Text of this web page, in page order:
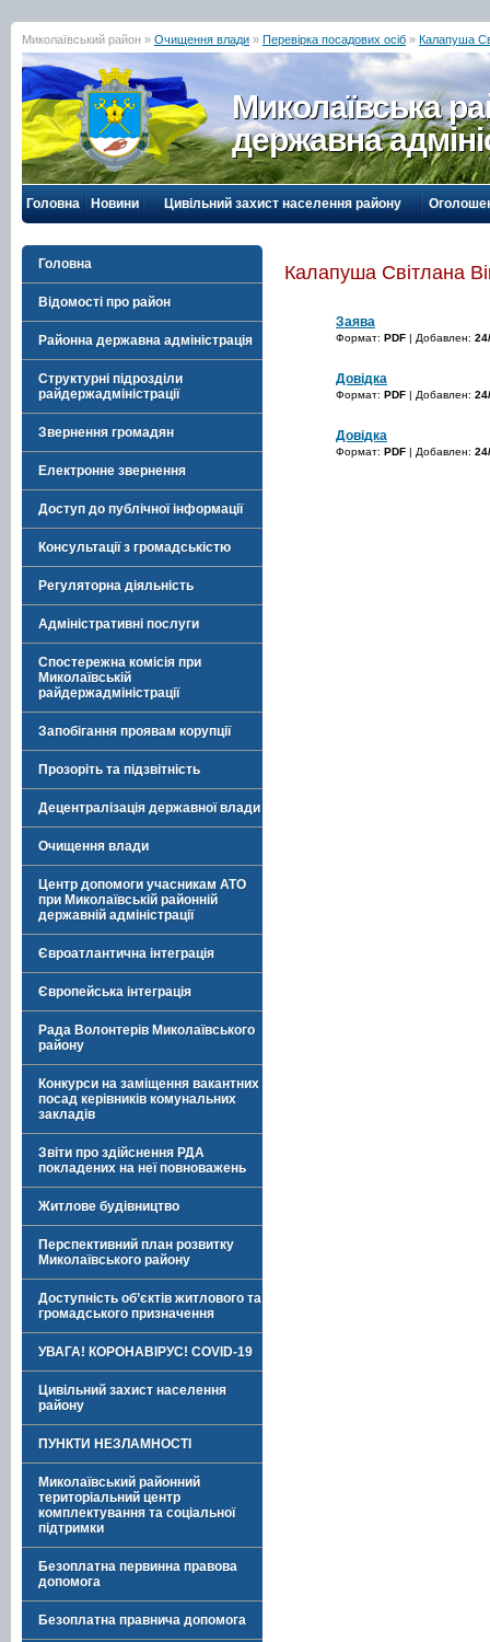
Миколаївський район » Очищення влади » Перевірка посадових осіб » Калапуша
Миколаївська
державна
Головна Новини Цивільний захист населення району
Головна
Відомості про район
Районна державна адміністрація
Структурні підрозділи
райдержадміністрації
Звернення громадян
Електронне звернення
Доступ до публічної інформації
Консультації з громадськістю
Регуляторна діяльність
Адміністративні послуги
Спостережна комісія при
Миколаївській
райдержадміністрації
Запобігання проявам корупції
Прозоріть та підзвітність
Децентралізація державної влади
Очищення влади
Центр допомоги учасникам АТО
при Миколаївській районній
державній адміністрації
Євроатлантична інтеграція
Європейська інтеграція
Рада Волонтерів Миколаївського
району
Конкурси на заміщення вакантних
посад керівників комунальних
закладів
Звіти про здійснення РДА
покладених на неї повноважень
Житлове будівництво
Перспективний план розвитку
Миколаївського району
Доступність об’єктів житлового та
громадського призначення
УВАГА! КОРОНАВІРУС! COVID-19
Цивільний захист населення
району
ПУНКТИ НЕЗЛАМНОСТІ
Миколаївський районний
територіальний центр
комплектування та соціальної
підтримки
Безоплатна первинна правова
допомога
Безоплатна правнича допомога
Калапуша Світлана
Заява
Формат: PDF | Добавлен:
Довідка
Формат: PDF | Добавлен:
Довідка
Формат: PDF | Добавлен: